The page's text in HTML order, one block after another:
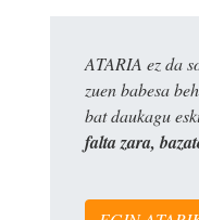
ATARIA ez da
zuen babesa
bat daukagu
falta zara,